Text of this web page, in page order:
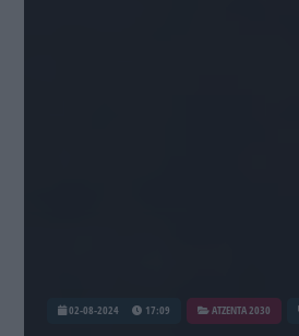
02-08-2024 17:09 ATZENTA 2030